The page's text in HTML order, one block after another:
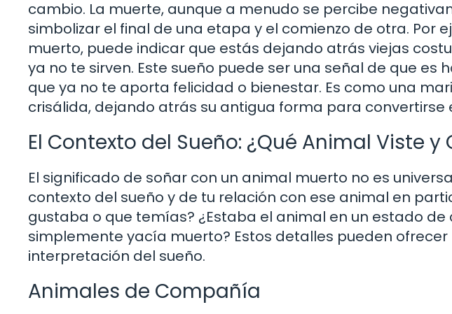
cambio. La muerte, aunque a menudo se percibe
simbolizar el final de una etapa y el comienzo de otra. Por
muerto, puede indicar que estás dejando atrás viejas
ya no te sirven. Este sueño puede ser una señal de que es
que ya no te aporta felicidad o bienestar. Es como una
crisálida, dejando atrás su antigua forma para convertirse
El Contexto del Sueño: ¿Qué Animal Viste y
El significado de soñar con un animal muerto no es
contexto del sueño y de tu relación con ese animal en
gustaba o que temías? ¿Estaba el animal en un estado de
simplemente yacía muerto? Estos detalles pueden
interpretación del sueño.
Animales de Compañía